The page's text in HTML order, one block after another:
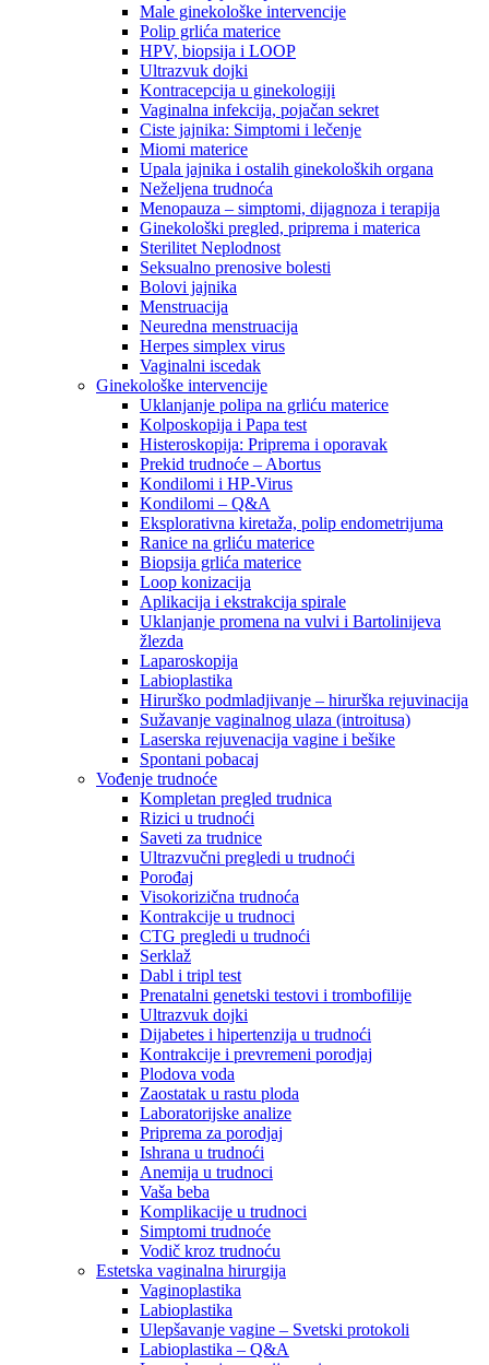
Male ginekološke intervencije
Polip grlića materice
HPV, biopsija i LOOP
Ultrazvuk dojki
Kontracepcija u ginekologiji
Vaginalna infekcija, pojačan sekret
Ciste jajnika: Simptomi i lečenje
Miomi materice
Upala jajnika i ostalih ginekoloških organa
Neželjena trudnoća
Menopauza – simptomi, dijagnoza i terapija
Ginekološki pregled, priprema i materica
Sterilitet Neplodnost
Seksualno prenosive bolesti
Bolovi jajnika
Menstruacija
Neuredna menstruacija
Herpes simplex virus
Vaginalni iscedak
Ginekološke intervencije
Uklanjanje polipa na grliću materice
Kolposkopija i Papa test
Histeroskopija: Priprema i oporavak
Prekid trudnoće – Abortus
Kondilomi i HP-Virus
Kondilomi – Q&A
Eksplorativna kiretaža, polip endometrijuma
Ranice na grliću materice
Biopsija grlića materice
Loop konizacija
Aplikacija i ekstrakcija spirale
Uklanjanje promena na vulvi i Bartolinijeva
žlezda
Laparoskopija
Labioplastika
Hirurško podmladjivanje – hirurška rejuvinacija
Sužavanje vaginalnog ulaza (introitusa)
Laserska rejuvenacija vagine i bešike
Spontani pobacaj
Vođenje trudnoće
Kompletan pregled trudnica
Rizici u trudnoći
Saveti za trudnice
Ultrazvučni pregledi u trudnoći
Porođaj
Visokorizična trudnoća
Kontrakcije u trudnoci
CTG pregledi u trudnoći
Serklaž
Dabl i tripl test
Prenatalni genetski testovi i trombofilije
Ultrazvuk dojki
Dijabetes i hipertenzija u trudnoći
Kontrakcije i prevremeni porodjaj
Plodova voda
Zaostatak u rastu ploda
Laboratorijske analize
Priprema za porodjaj
Ishrana u trudnoći
Anemija u trudnoci
Vaša beba
Komplikacije u trudnoci
Simptomi trudnoće
Vodič kroz trudnoću
Estetska vaginalna hirurgija
Vaginoplastika
Labioplastika
Ulepšavanje vagine – Svetski protokoli
Labioplastika – Q&A